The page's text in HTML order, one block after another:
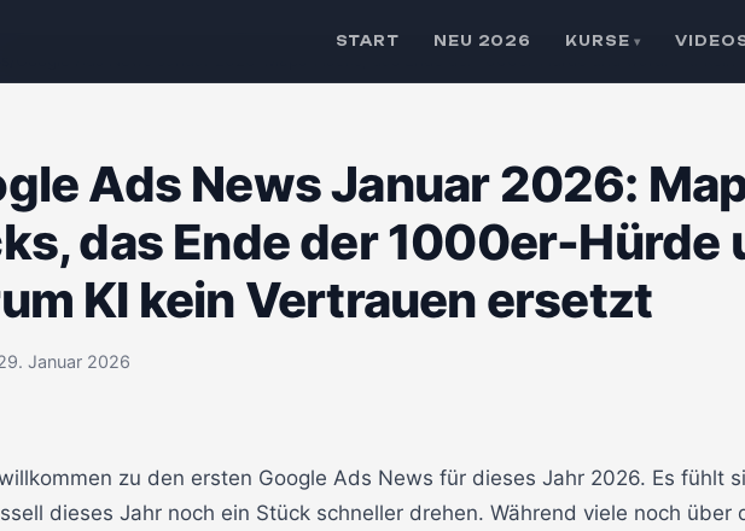
START NEU 2026 KURSE ▾
Ads News Januar 2026:
das Ende der 1000er-Hürde
KI kein Vertrauen ersetzt
Januar 2026
zu den ersten Google Ads News für dieses Jahr 2026. Es fühlt
dieses Jahr noch ein Stück schneller drehen. Während viele noch über